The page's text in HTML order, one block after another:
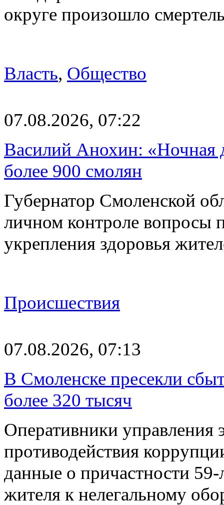
округе произошло
Власть, Общество
07.08.2026, 07:22
Василий Анохин: «Ночная
более 900 смолян
Губернатор Смоленской
личном контроле вопросы
укрепления здоровья
Происшествия
07.08.2026, 07:13
В Смоленске пресекли
более 320 тысяч
Оперативники управления
противодействия
данные о причастности 59-
жителя к нелегальному